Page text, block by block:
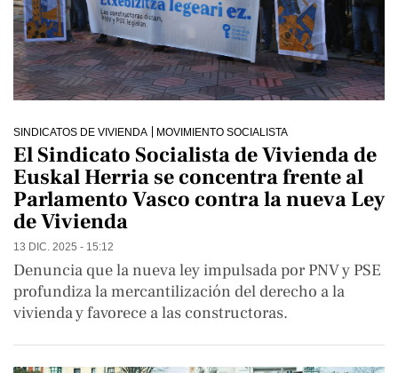
SINDICATOS DE VIVIENDA MOVIMIENTO SOCIALISTA
El Sindicato Socialista de Vivienda de
Euskal Herria se concentra frente al
Parlamento Vasco contra la nueva Ley
de Vivienda
13 DIC. 2025 - 15:12
Denuncia que la nueva ley impulsada por PNV y PSE
profundiza la mercantilización del derecho a la
vivienda y favorece a las constructoras.